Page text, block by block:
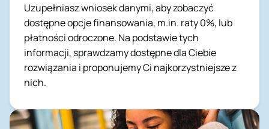
Uzupełniasz wniosek danymi, aby zobaczyć
dostępne opcje finansowania, m.in. raty 0%, lub
płatności odroczone. Na podstawie tych
informacji, sprawdzamy dostępne dla Ciebie
rozwiązania i proponujemy Ci najkorzystniejsze z
nich.